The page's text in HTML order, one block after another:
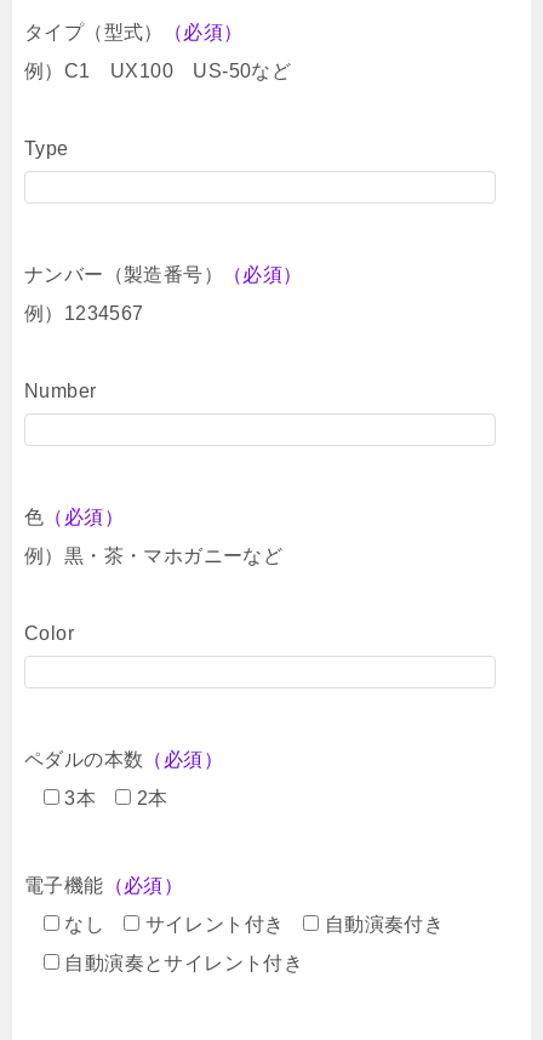
タイプ（型式）
（必須）
例）C1 UX100 US-50など
Type
ナンバー（製造番号）
（必須）
例）1234567
Number
色 （必須）
例）黒・茶・マホガニーなど
Color
ペダルの本数 （必須）
3本
2本
電子機能 （必須）
なし
サイレント付き
自動演奏付き
自動演奏とサイレント付き